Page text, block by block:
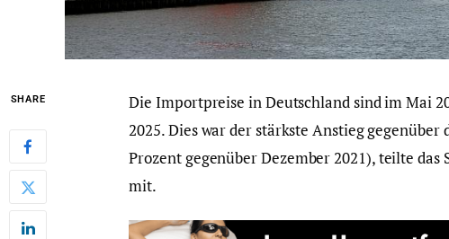
SHARE
Die Importpreise in Deutschland sind im Mai
2025. Dies war der stärkste Anstieg
Prozent gegenüber Dezember 2021), teilte
mit.